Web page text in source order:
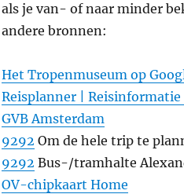
als je van- of naar minder
andere bronnen:
Het Tropenmuseum op
Reisplanner | Reisinformatie
GVB Amsterdam
9292 Om de hele trip te
9292 Bus-/tramhalte
OV-chipkaart Home